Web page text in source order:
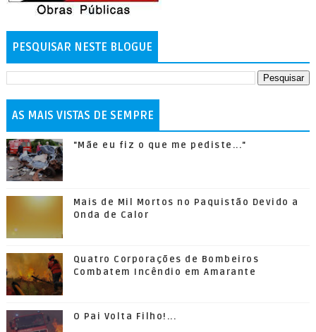
PESQUISAR NESTE BLOGUE
AS MAIS VISTAS DE SEMPRE
"Mãe eu fiz o que me pediste..."
Mais de Mil Mortos no Paquistão Devido a
Onda de Calor
Quatro Corporações de Bombeiros
Combatem Incêndio em Amarante
O Pai Volta Filho!...